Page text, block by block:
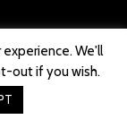
We'll
out if you wish.